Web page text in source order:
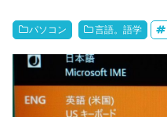
パソコン 言語。語学